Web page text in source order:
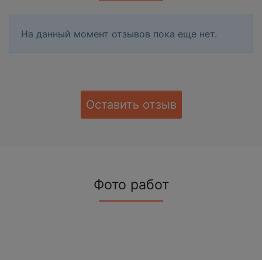
На данный момент отзывов пока еще нет.
Оставить отзыв
Фото работ